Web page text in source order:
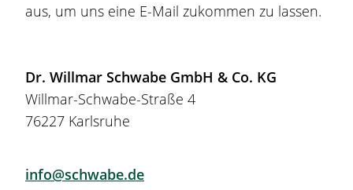
aus, um uns eine E-Mail zukommen zu lassen.
Dr. Willmar Schwabe GmbH & Co. KG
Willmar-Schwabe-Straße 4
76227 Karlsruhe
info@schwabe.de